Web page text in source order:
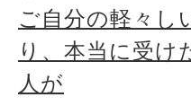
ご自分の軽々し
り、本当に受け
人が